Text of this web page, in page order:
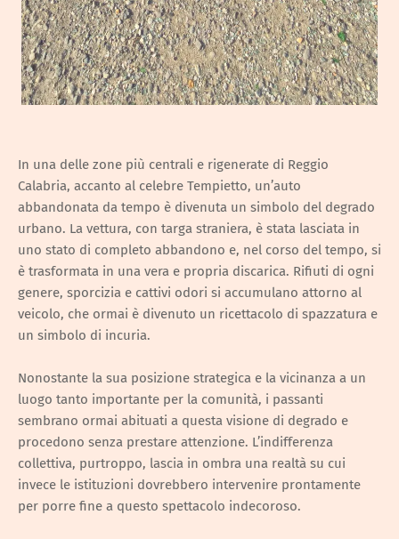
In una delle zone più centrali e rigenerate di Reggio
Calabria, accanto al celebre Tempietto, un’auto
abbandonata da tempo è divenuta un simbolo del degrado
urbano. La vettura, con targa straniera, è stata lasciata in
uno stato di completo abbandono e, nel corso del tempo, si
è trasformata in una vera e propria discarica. Rifiuti di ogni
genere, sporcizia e cattivi odori si accumulano attorno al
veicolo, che ormai è divenuto un ricettacolo di spazzatura e
un simbolo di incuria.
Nonostante la sua posizione strategica e la vicinanza a un
luogo tanto importante per la comunità, i passanti
sembrano ormai abituati a questa visione di degrado e
procedono senza prestare attenzione. L’indifferenza
collettiva, purtroppo, lascia in ombra una realtà su cui
invece le istituzioni dovrebbero intervenire prontamente
per porre fine a questo spettacolo indecoroso.